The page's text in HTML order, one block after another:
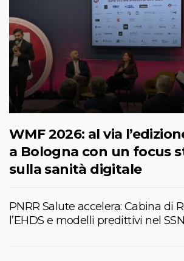
WMF 2026: al via
a Bologna con un focus
sulla sanità digitale
PNRR Salute accelera: Cabina di
l’EHDS e modelli predittivi nel SSN